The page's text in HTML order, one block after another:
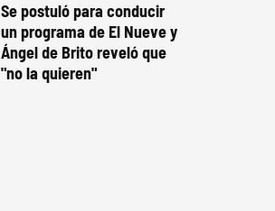
Se postuló para conducir
un programa de El Nueve y
Ángel de Brito reveló que
"no la quieren"